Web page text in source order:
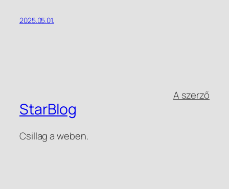
2025.05.01.
StarBlog
Csillag a weben.
A szerző